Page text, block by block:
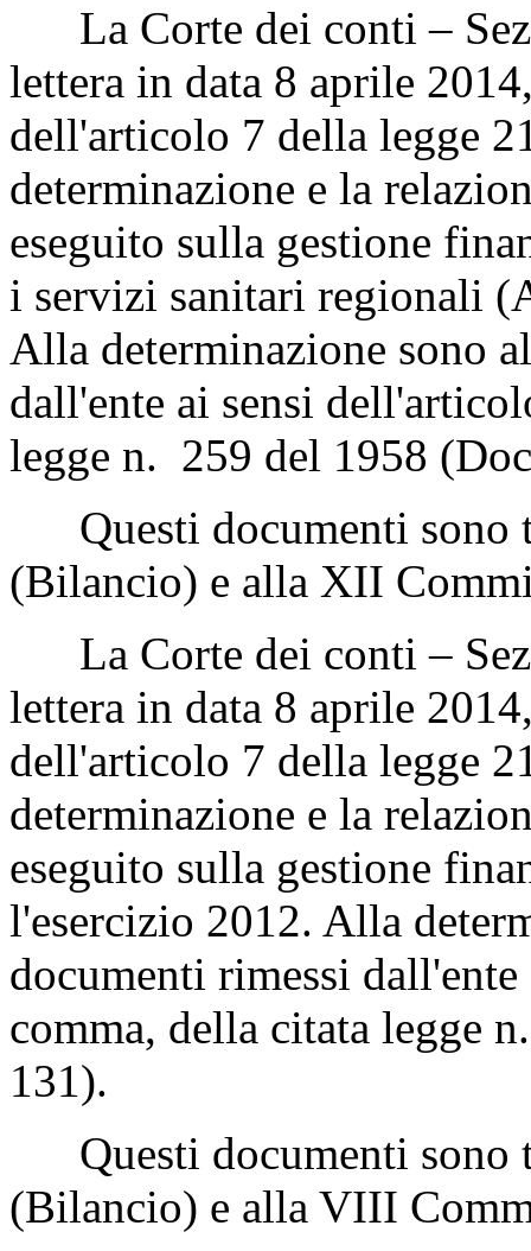
La Corte dei conti –
lettera in data 8 aprile
dell'articolo 7 della legge
determinazione e la
eseguito sulla gestione
i servizi sanitari regionali
Alla determinazione sono
dall'ente ai sensi
legge n. 259 del 1958
Questi documenti sono
(Bilancio) e alla XII
La Corte dei conti –
lettera in data 8 aprile
dell'articolo 7 della legge
determinazione e la
eseguito sulla gestione
l'esercizio 2012. Alla
documenti rimessi
comma, della citata legge
131).
Questi documenti sono
(Bilancio) e alla VIII